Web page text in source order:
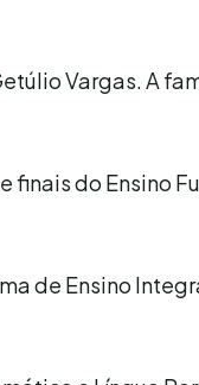
Vargas. A
finais do Ensino
de Ensino